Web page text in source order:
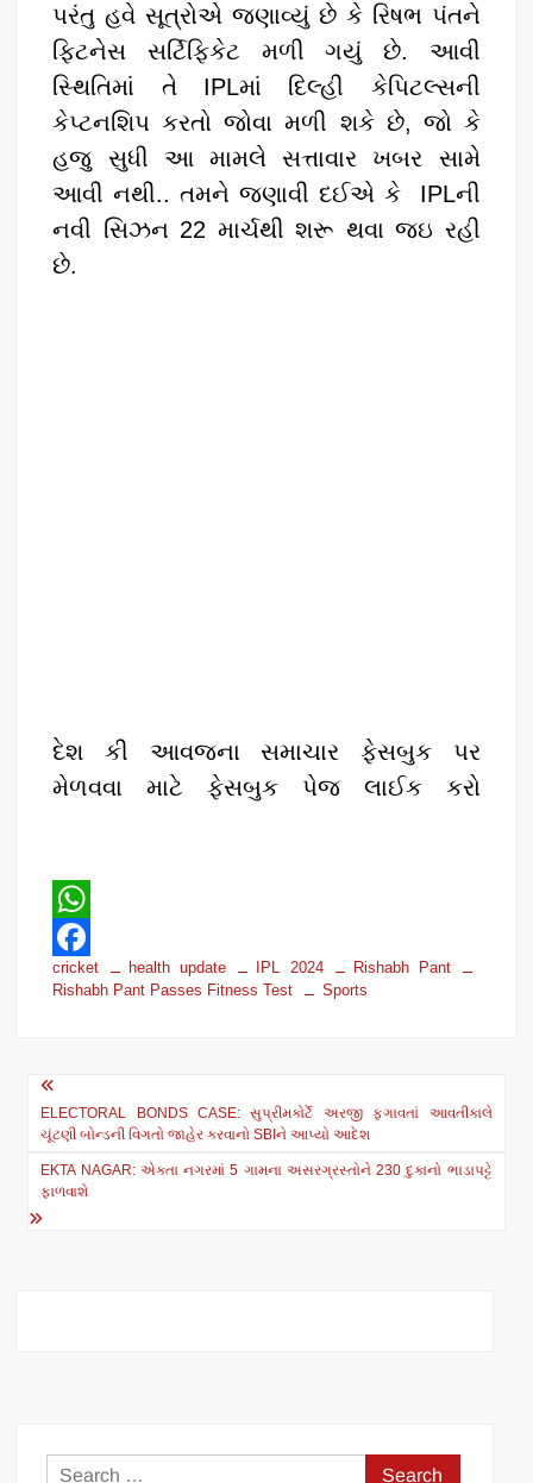
પરંતુ હવે સૂત્રોએ જણાવ્યું છે કે રિષભ પંતને
ફિટનેસ સર્ટિફિકેટ મળી ગયું છે. આવી
સ્થિતિમાં તે IPLમાં દિલ્હી કેપિટલ્સની
કેપ્ટનશિપ કરતો જોવા મળી શકે છે, જો કે
હજુ સુધી આ મામલે સત્તાવાર ખબર સામે
આવી નથી.. તમને જણાવી દઈએ કે IPLની
નવી સિઝન 22 માર્ચથી શરૂ થવા જઇ રહી
છે.
દેશ કી આવજના સમાચાર ફેસબુક પર
મેળવવા માટે ફેસબુક પેજ લાઈક કરો
W
h
s
A
p
p
F
e
b
o
o
cricket health update IPL 2024
Rishabh Pant
Rishabh Pant Passes Fitness Test
Sports
Post
navigation
ELECTORAL BONDS CASE: સુપ્રીમકોર્ટે અરજી ફગાવતાં આવતીકાલે
ચૂંટણી બોન્ડની વિગતો જાહેર કરવાનો SBIને આપ્યો આદેશ
EKTA NAGAR: એકતા નગરમાં 5 ગામના અસરગ્રસ્તોને 230 દુકાનો ભાડાપટ્ટે
ફાળવાશે
Search